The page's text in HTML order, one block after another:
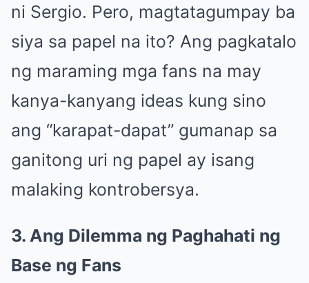
ni Sergio. Pero, magtatagumpay ba
siya sa papel na ito? Ang pagkatalo
ng maraming mga fans na may
kanya-kanyang ideas kung sino
ang “karapat-dapat” gumanap sa
ganitong uri ng papel ay isang
malaking kontrobersya.
3. Ang Dilemma ng Paghahati ng
Base ng Fans